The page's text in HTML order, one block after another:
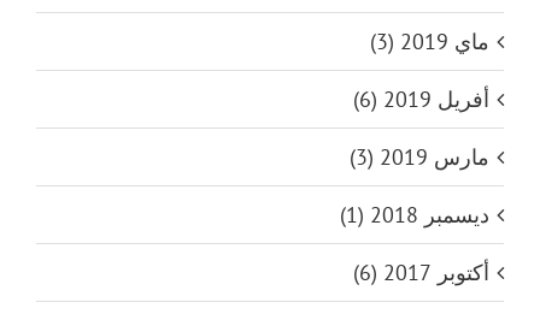
ماي 2019 (3)
أفريل 2019 (6)
مارس 2019 (3)
ديسمبر 2018 (1)
أكتوبر 2017 (6)